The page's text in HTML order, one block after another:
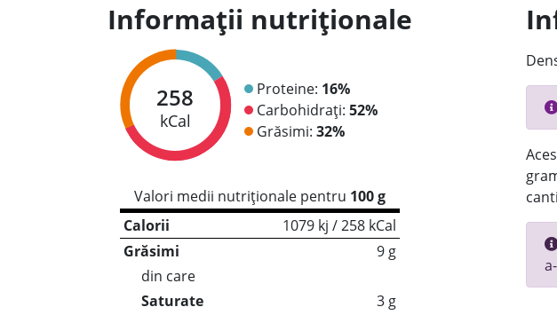
Informații nutriționale
258
kCal
Proteine: 16%
Carbohidrați: 52%
Grăsimi: 32%
Valori medii nutriționale pentru 100 g
Calorii
1079 kj / 258 kCal
Grăsimi
9 g
din care
Saturate
3 g